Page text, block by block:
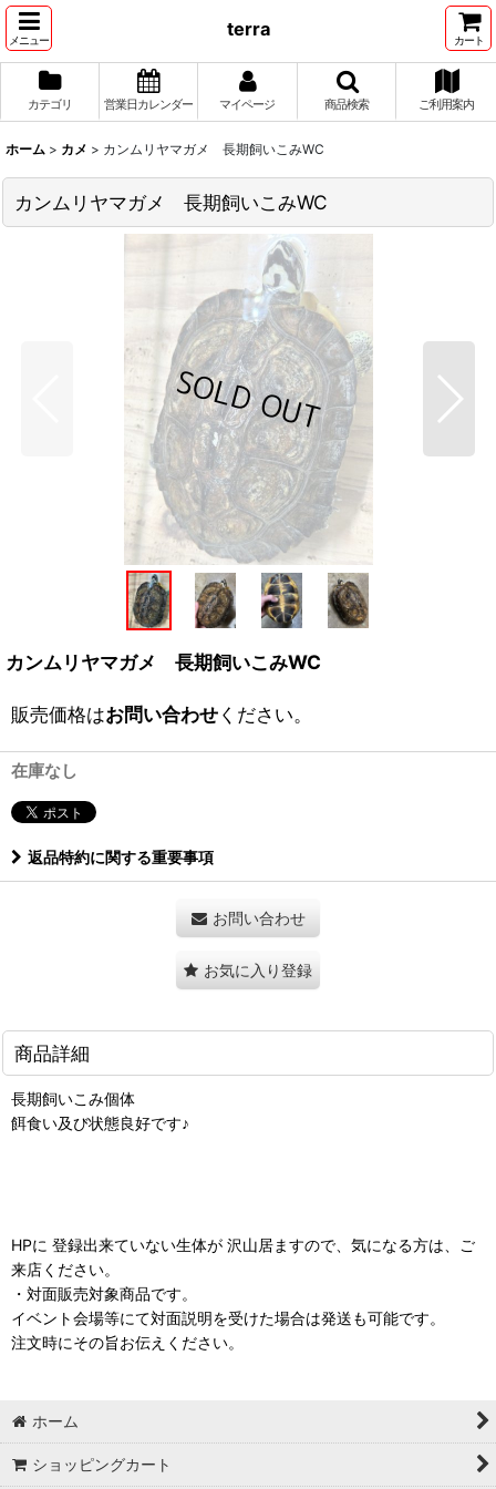
メニュー
terra
カート
カテゴリ 営業日カレンダー マイページ 商品検索 ご利用案内
ホーム > カメ > カンムリヤマガメ 長期飼いこみWC
カンムリヤマガメ 長期飼いこみWC
カンムリヤマガメ 長期飼いこみWC
販売価格はお問い合わせください。
在庫なし
返品特約に関する重要事項
お問い合わせ
お気に入り登録
商品詳細
長期飼いこみ個体
餌食い及び状態良好です♪
HPに 登録出来ていない生体が 沢山居ますので、気になる方は、ご
来店ください。
・対面販売対象商品です。
イベント会場等にて対面説明を受けた場合は発送も可能です。
注文時にその旨お伝えください。
ホーム
ショッピングカート